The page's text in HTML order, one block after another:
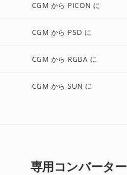
CGM から PICON に
CGM から PSD に
CGM から RGBA に
CGM から SUN に
専用コンバーター